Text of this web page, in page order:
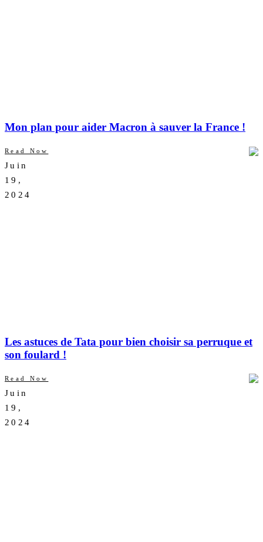
Mon plan pour aider Macron à sauver la France !
Read Now
Juin
19,
2024
Les astuces de Tata pour bien choisir sa perruque et
son foulard !
Read Now
Juin
19,
2024